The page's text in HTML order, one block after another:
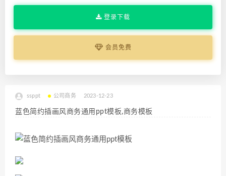
登录下载
会员免费
ssppt 公司商务 2023-12-23
蓝色简约插画风商务通用ppt模板,商务模板